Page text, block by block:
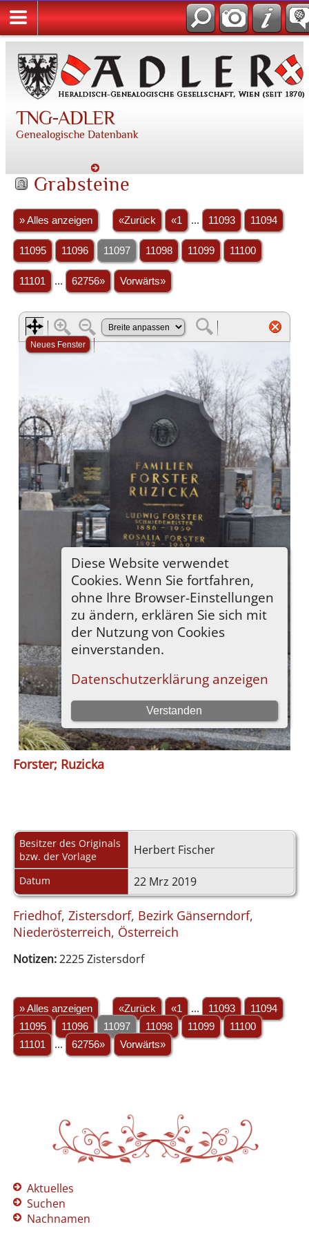
TNG-ADLER
Genealogische Datenbank
Grabsteine
» Alles anzeigen «Zurück «1 ... 11093 11094
11095 11096 11097 11098 11099 11100
11101 ... 62756» Vorwärts»
Forster; Ruzicka
Besitzer des Originals
bzw. der Vorlage
Herbert Fischer
Datum 22 Mrz 2019
Friedhof, Zistersdorf, Bezirk Gänserndorf,
Niederösterreich, Österreich
Notizen:2225 Zistersdorf
» Alles anzeigen «Zurück «1 ... 11093
11094
11095
11096 11097 11098 11099
11100
11101
... 62756» Vorwärts»
Aktuelles
Suchen
Nachnamen